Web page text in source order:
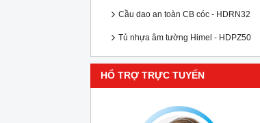
Cầu dao an toàn CB cóc - HDRN32
Tủ nhựa âm tường Himel - HDPZ50
HỔ TRỢ TRỰC TUYẾN